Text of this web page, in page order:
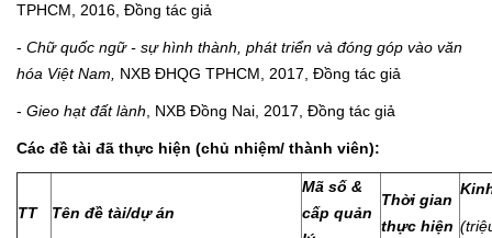
TPHCM, 2016, Đồng tác giả
- Chữ quốc ngữ - sự hình thành, phát triển và đóng góp vào văn
hóa Việt Nam, NXB ĐHQG TPHCM, 2017, Đồng tác giả
- Gieo hạt đất lành, NXB Đồng Nai, 2017, Đồng tác giả
Các đề tài đã thực hiện (chủ nhiệm/ thành viên):
TT Tên đề tài/dự án
Mã số &
cấp quản
Thời gian
thực hiện